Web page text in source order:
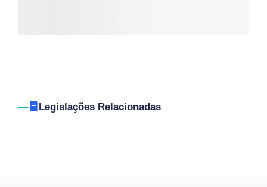
Legislações Relacionadas